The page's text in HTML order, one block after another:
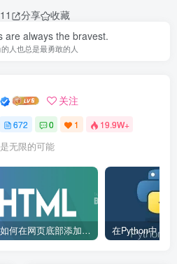
11 分享
收藏
are always the bravest.
人也总是最勇敢的人
关注
672 0 1 19.9W+
无限的可能
如何在网页底部添加版权信息？